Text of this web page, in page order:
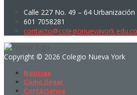
Calle 227 No. 49 – 64 Urbanización
601 7058281
contacto@colegionuevayork.edu.co
Copyright © 2026 Colegio Nueva York
Noticias
Cómo llegar
Contáctenos